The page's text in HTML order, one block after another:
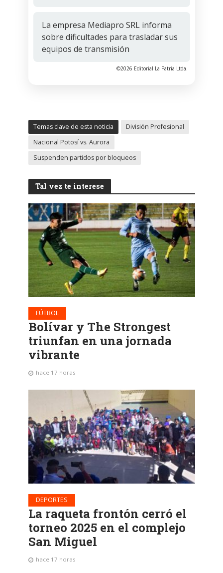
La empresa Mediapro SRL informa
sobre dificultades para trasladar sus
equipos de transmisión
©2026 Editorial La Patria Ltda.
Temas clave de esta noticia
División Profesional
Nacional Potosí vs. Aurora
Suspenden partidos por bloqueos
Tal vez te interese
FÚTBOL
Bolívar y The Strongest
triunfan en una jornada
vibrante
hace 17 horas
DEPORTES
La raqueta frontón cerró el
torneo 2025 en el complejo
San Miguel
hace 17 horas